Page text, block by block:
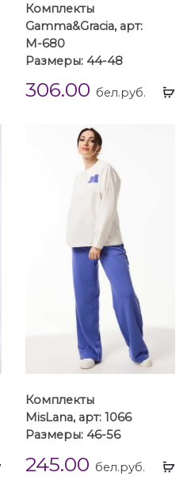
Комплекты
Gamma&Gracia, арт:
М-680
Размеры: 44-48
306.00 бел.руб.
Выбрать
Комплекты
MisLana, арт: 1066
Размеры: 46-56
245.00 бел.руб.